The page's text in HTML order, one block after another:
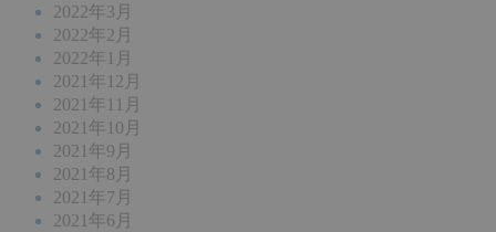
2022年3月
2022年2月
2022年1月
2021年12月
2021年11月
2021年10月
2021年9月
2021年8月
2021年7月
2021年6月